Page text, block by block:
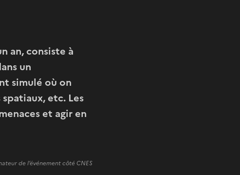
an, consiste à
un
simulé où on
etc. Les
et agir en
de l’événement côté CNES